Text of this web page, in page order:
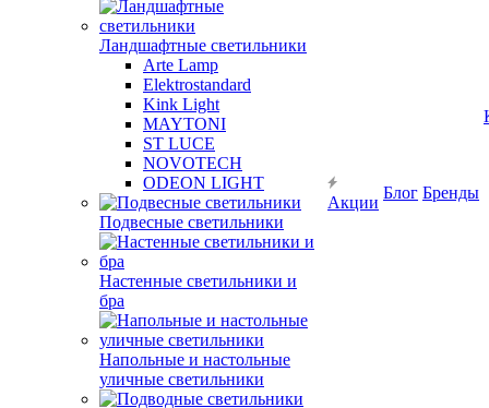
Ландшафтные светильники
Arte Lamp
Elektrostandard
Kink Light
MAYTONI
ST LUCE
NOVOTECH
ODEON LIGHT
Подвесные светильники
Настенные светильники и
бра
Напольные и настольные
уличные светильники
Акции
Блог Бренды